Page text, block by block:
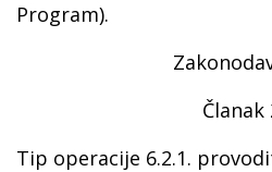
Program).
Članak
Tip operacije 6.2.1.